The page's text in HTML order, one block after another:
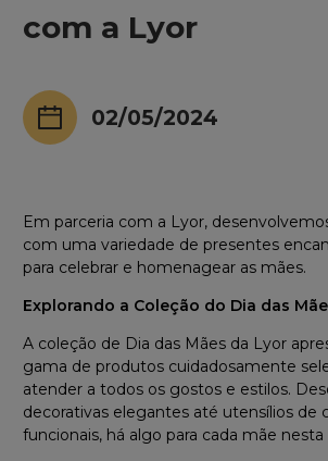
com a Lyor
02/05/2024
Em parceria com a Lyor,
com uma variedade de presentes
para celebrar e homenagear as mães.
Explorando a Coleção do Dia das
A coleção de Dia das Mães da Lyor
gama de produtos cuidadosamente
atender a todos os gostos e estilos.
decorativas elegantes até utensílios de
funcionais, há algo para cada mãe